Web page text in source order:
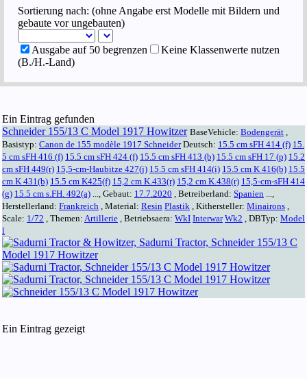
Sortierung nach: (ohne Angabe erst Modelle mit Bildern und
gebaute vor ungebauten)
Ausgabe auf 50 begrenzen
Keine Klassenwerte nutzen
(B./H.-Land)
Ein Eintrag gefunden
Schneider 155/13 C Model 1917 Howitzer BaseVehicle: Bodengerät
Basistyp: Canon de 155 modèle 1917 SchneiderDeutsch: 15.5 cm sFH 414 (f) 15.
5 cm sFH 416 (f) 15.5 cm sFH 424 (f) 15.5 cm sFH 413 (b) 15.5 cm sFH 17 (p) 15.2
cm sFH 449(r) 15,5-cm-Haubitze 427(j) 15.5 cm sFH 414(i) 15.5 cm K 416(b) 15.5
cm K 431(b) 15.5 cm K425(f) 15,2 cm K.433(r) 15,2 cm K.438(r) 15,5-cm-sFH 414
(g) 15.5 cm s.FH. 492(a) ..., Gebaut: 17.7.2020 , Betreiberland: Spanien
Herstellerland: Frankreich , Material: Resin Plastik , Kithersteller: Minairons
Scale: 1/72 , Themen: Artillerie , Betriebsaera: WkI Interwar Wk2 , DBTyp: Model
l
Ein Eintrag gezeigt